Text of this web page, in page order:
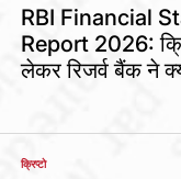
IN
RBI Financial
Report 2026:
लेकर रिजर्व बैंक ने
POSTED
क्रिप्टो